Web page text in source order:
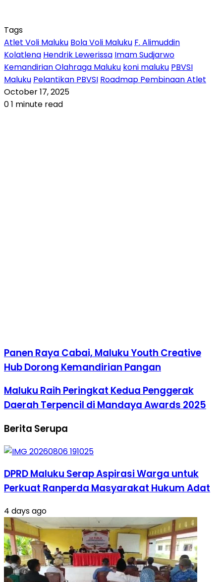
Tags
Atlet Voli Maluku Bola Voli Maluku F. Alimuddin
Kolatlena Hendrik Lewerissa Imam Sudjarwo
Kemandirian Olahraga Maluku koni maluku PBVSI
Maluku Pelantikan PBVSI Roadmap Pembinaan Atlet
October 17, 2025
01 minute read
Panen Raya Cabai, Maluku Youth Creative
Hub Dorong Kemandirian Pangan
Maluku Raih Peringkat Kedua Penggerak
Daerah Terpencil di Mandaya Awards 2025
Berita Serupa
DPRD Maluku Serap Aspirasi Warga untuk
Perkuat Ranperda Masyarakat Hukum Adat
4 days ago